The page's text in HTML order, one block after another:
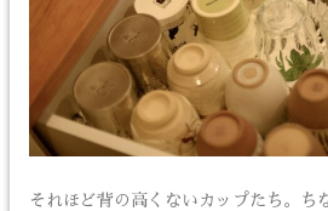
それほど背の高くないカップたち。ち